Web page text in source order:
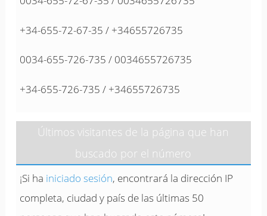
+34-655-72-67-35 / +34655726735
0034-655-726-735 / 0034655726735
+34-655-726-735 / +34655726735
Últimos visitantes de la página que han
buscado por el número
¡Si ha iniciado sesión, encontrará la dirección IP
completa, ciudad y país de las últimas 50